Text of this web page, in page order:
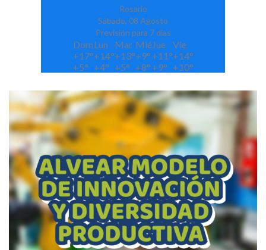
Rosario
Sábado, 08 Agosto
Previsión para 7 días
DomLun Mar MiéJue
Vie
+17°+14°+13°+9° +11°+14°
+5° +4° +5° +8° +9° +10°